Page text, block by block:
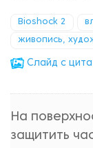
Bioshock 2
живопись,
Cлайд с
На
защитить